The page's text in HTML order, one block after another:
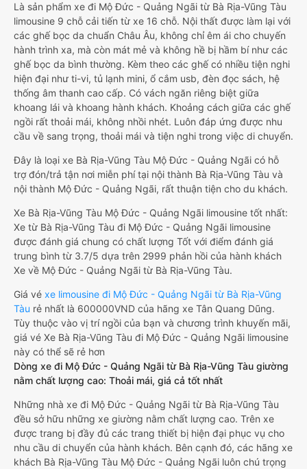
Là sản phẩm xe đi Mộ Đức - Quảng Ngãi từ Bà Rịa-Vũng Tàu
limousine 9 chỗ cải tiến từ xe 16 chỗ. Nội thất được làm lại với
các ghế bọc da chuẩn Châu Âu, không chỉ êm ái cho chuyến
hành trình xa, mà còn mát mẻ và không hề bị hầm bí như các
ghế bọc da bình thường. Kèm theo các ghế có nhiều tiện nghi
hiện đại như ti-vi, tủ lạnh mini, ổ cắm usb, đèn đọc sách, hệ
thống âm thanh cao cấp. Có vách ngăn riêng biệt giữa
khoang lái và khoang hành khách. Khoảng cách giữa các ghế
ngồi rất thoải mái, không nhồi nhét. Luôn đáp ứng được nhu
cầu về sang trọng, thoải mái và tiện nghi trong việc di chuyển.
Đây là loại xe Bà Rịa-Vũng Tàu Mộ Đức - Quảng Ngãi có hỗ
trợ đón/trả tận nơi miễn phí tại nội thành Bà Rịa-Vũng Tàu và
nội thành Mộ Đức - Quảng Ngãi, rất thuận tiện cho du khách.
Xe Bà Rịa-Vũng Tàu Mộ Đức - Quảng Ngãi limousine tốt nhất:
Xe từ Bà Rịa-Vũng Tàu đi Mộ Đức - Quảng Ngãi limousine
được đánh giá chung có chất lượng Tốt với điểm đánh giá
trung bình từ 3.7/5 dựa trên 2999 phản hồi của hành khách
Xe về Mộ Đức - Quảng Ngãi từ Bà Rịa-Vũng Tàu.
Giá vé xe limousine đi Mộ Đức - Quảng Ngãi từ Bà Rịa-Vũng
Tàu rẻ nhất là 600000VND của hãng xe Tân Quang Dũng.
Tùy thuộc vào vị trí ngồi của bạn và chương trình khuyến mãi,
giá vé Xe Bà Rịa-Vũng Tàu đi Mộ Đức - Quảng Ngãi limousine
này có thể sẽ rẻ hơn
Dòng xe đi Mộ Đức - Quảng Ngãi từ Bà Rịa-Vũng Tàu giường
nằm chất lượng cao: Thoải mái, giá cả tốt nhất
Những nhà xe đi Mộ Đức - Quảng Ngãi từ Bà Rịa-Vũng Tàu
đều sở hữu những xe giường nằm chất lượng cao. Trên xe
được trang bị đầy đủ các trang thiết bị hiện đại phục vụ cho
nhu cầu di chuyển của hành khách. Bên cạnh đó, các hãng xe
khách Bà Rịa-Vũng Tàu Mộ Đức - Quảng Ngãi luôn chú trọng